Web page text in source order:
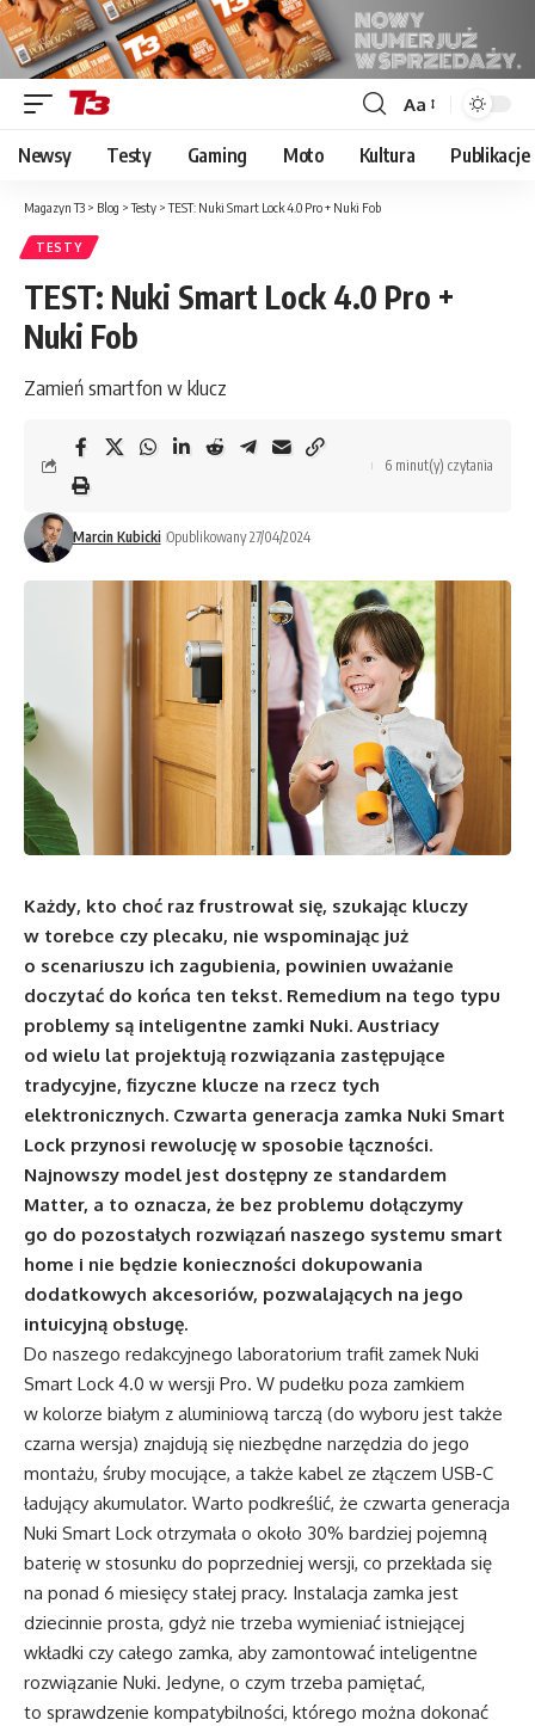
Font
Resizer
Aa
Newsy Testy Gaming Moto Kultura Publikacje
Magazyn T3 > Blog >Testy >TEST: Nuki Smart Lock 4.0 Pro + Nuki Fob
TESTY
TEST: Nuki Smart Lock 4.0 Pro +
Nuki Fob
Zamień smartfon w klucz
Marcin Kubicki Opublikowany 27/04/2024
6 minut(y) czytania
Każdy, kto choć raz frustrował się, szukając kluczy
w torebce czy plecaku, nie wspominając już
o scenariuszu ich zagubienia, powinien uważanie
doczytać do końca ten tekst. Remedium na tego typu
problemy są inteligentne zamki Nuki. Austriacy
od wielu lat projektują rozwiązania zastępujące
tradycyjne, fizyczne klucze na rzecz tych
elektronicznych. Czwarta generacja zamka Nuki Smart
Lock przynosi rewolucję w sposobie łączności.
Najnowszy model jest dostępny ze standardem
Matter, a to oznacza, że bez problemu dołączymy
go do pozostałych rozwiązań naszego systemu smart
home i nie będzie konieczności dokupowania
dodatkowych akcesoriów, pozwalających na jego
intuicyjną obsługę.
Do naszego redakcyjnego laboratorium trafił zamek Nuki
Smart Lock 4.0 w wersji Pro. W pudełku poza zamkiem
w kolorze białym z aluminiową tarczą (do wyboru jest także
czarna wersja) znajdują się niezbędne narzędzia do jego
montażu, śruby mocujące, a także kabel ze złączem USB-C
ładujący akumulator. Warto podkreślić, że czwarta generacja
Nuki Smart Lock otrzymała o około 30% bardziej pojemną
baterię w stosunku do poprzedniej wersji, co przekłada się
na ponad 6 miesięcy stałej pracy. Instalacja zamka jest
dziecinnie prosta, gdyż nie trzeba wymieniać istniejącej
wkładki czy całego zamka, aby zamontować inteligentne
rozwiązanie Nuki. Jedyne, o czym trzeba pamiętać,
to sprawdzenie kompatybilności, którego można dokonać